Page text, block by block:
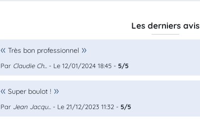
Les derniers avis
Très bon professionnel
Par Claudie Ch... - Le 12/01/2024 18:45 - 5/5
Super boulot !
Par Jean Jacqu... - Le 21/12/2023 11:32 - 5/5